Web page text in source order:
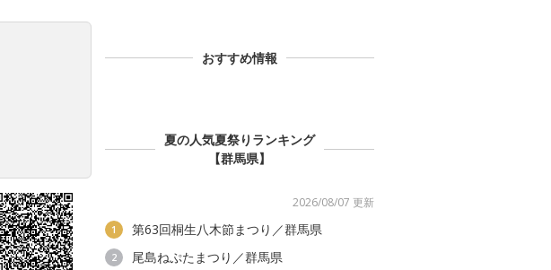
おすすめ情報
夏の人気夏祭りランキング
【群馬県】
2026/08/07 更新
1 第63回桐生八木節まつり／群馬県
2 尾島ねぷたまつり／群馬県